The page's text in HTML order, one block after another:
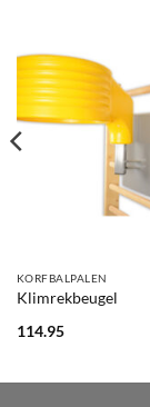
KORFBALPALEN
Klimrekbeugel
114.95